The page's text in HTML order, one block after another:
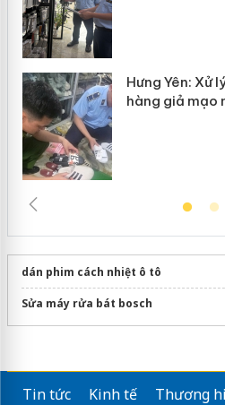
Hưng Yên: Xử
hàng giả mạo
dán phim cách nhiệt ô tô
Sửa máy rửa bát bosch
Tin tức Kinh tế Thương